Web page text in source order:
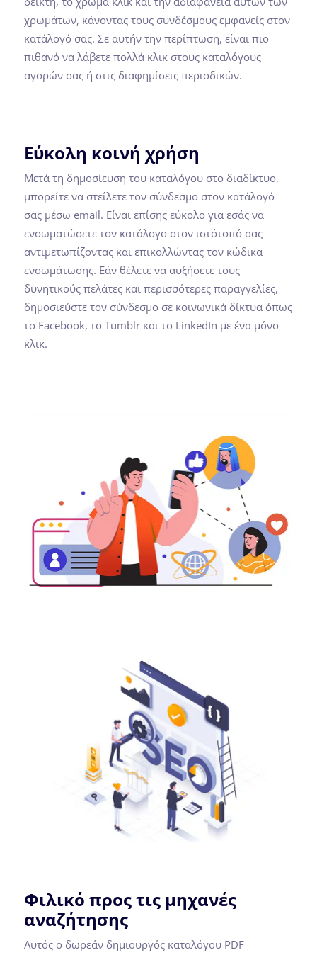
χρωμάτων, κάνοντας τους συνδέσμους εμφανείς στον
κατάλογό σας. Σε αυτήν την περίπτωση, είναι πιο
πιθανό να λάβετε πολλά κλικ στους καταλόγους
αγορών σας ή στις διαφημίσεις περιοδικών.
Εύκολη κοινή χρήση
Μετά τη δημοσίευση του καταλόγου στο διαδίκτυο,
μπορείτε να στείλετε τον σύνδεσμο στον κατάλογό
σας μέσω email. Είναι επίσης εύκολο για εσάς να
ενσωματώσετε τον κατάλογο στον ιστότοπό σας
αντιμετωπίζοντας και επικολλώντας τον κώδικα
ενσωμάτωσης. Εάν θέλετε να αυξήσετε τους
δυνητικούς πελάτες και περισσότερες παραγγελίες,
δημοσιεύστε τον σύνδεσμο σε κοινωνικά δίκτυα όπως
το Facebook, το Tumblr και το LinkedIn με ένα μόνο
κλικ.
Φιλικό προς τις μηχανές
αναζήτησης
Αυτός ο δωρεάν δημιουργός καταλόγου PDF